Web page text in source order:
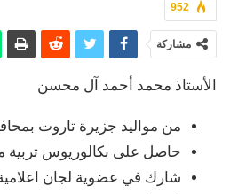
952
مشاركة
الأستاذ محمد أحمد آل محسن
من مواليد جزيرة تاروت
حاصل على بكالوريوس تربية
شارك في عضوية لجان